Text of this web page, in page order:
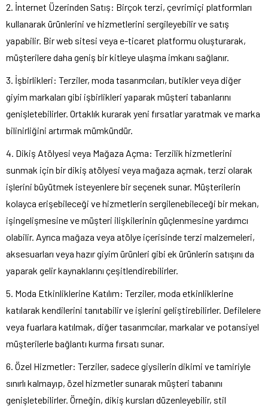
2. İnternet Üzerinden Satış: Birçok terzi, çevrimiçi platformları
kullanarak ürünlerini ve hizmetlerini sergileyebilir ve satış
yapabilir. Bir web sitesi veya e-ticaret platformu oluşturarak,
müşterilere daha geniş bir kitleye ulaşma imkanı sağlanır.
3. İşbirlikleri: Terziler, moda tasarımcıları, butikler veya diğer
giyim markaları gibi işbirlikleri yaparak müşteri tabanlarını
genişletebilirler. Ortaklık kurarak yeni fırsatlar yaratmak ve marka
bilinirliğini artırmak mümkündür.
4. Dikiş Atölyesi veya Mağaza Açma: Terzilik hizmetlerini
sunmak için bir dikiş atölyesi veya mağaza açmak, terzi olarak
işlerini büyütmek isteyenlere bir seçenek sunar. Müşterilerin
kolayca erişebileceği ve hizmetlerin sergilenebileceği bir mekan,
işingelişmesine ve müşteri ilişkilerinin güçlenmesine yardımcı
olabilir. Ayrıca mağaza veya atölye içerisinde terzi malzemeleri,
aksesuarları veya hazır giyim ürünleri gibi ek ürünlerin satışını da
yaparak gelir kaynaklarını çeşitlendirebilirler.
5. Moda Etkinliklerine Katılım: Terziler, moda etkinliklerine
katılarak kendilerini tanıtabilir ve işlerini geliştirebilirler. Defilelere
veya fuarlara katılmak, diğer tasarımcılar, markalar ve potansiyel
müşterilerle bağlantı kurma fırsatı sunar.
6. Özel Hizmetler: Terziler, sadece giysilerin dikimi ve tamiriyle
sınırlı kalmayıp, özel hizmetler sunarak müşteri tabanını
genişletebilirler. Örneğin, dikiş kursları düzenleyebilir, stil